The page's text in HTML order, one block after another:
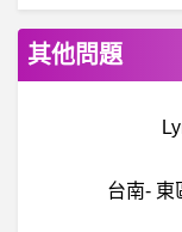
其他問題
台南- 東